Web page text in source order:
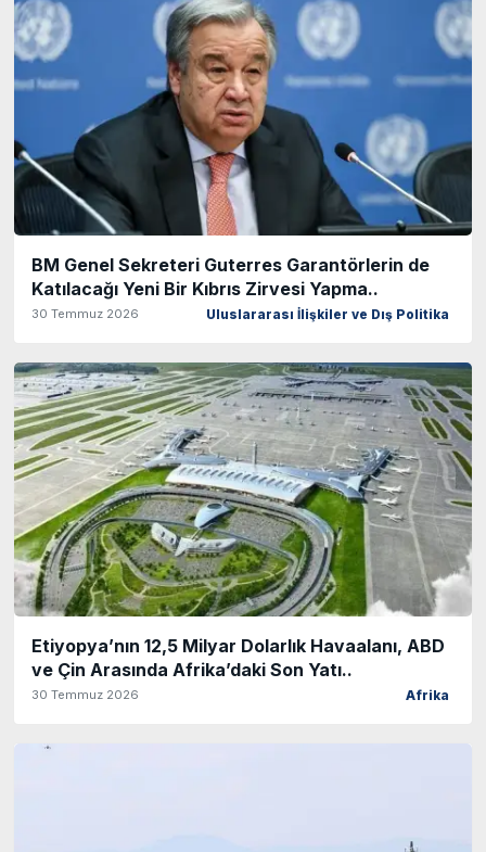
BM Genel Sekreteri Guterres Garantörlerin de
Katılacağı Yeni Bir Kıbrıs Zirvesi Yapma..
30 Temmuz 2026 Uluslararası İlişkiler ve Dış Politika
Etiyopya’nın 12,5 Milyar Dolarlık Havaalanı, ABD
ve Çin Arasında Afrika’daki Son Yatı..
30 Temmuz 2026 Afrika